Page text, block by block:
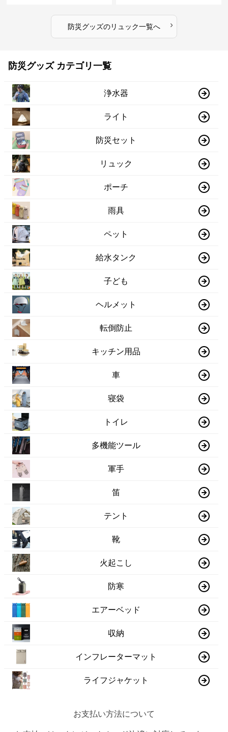
防災グッズのリュック一覧へ ›
防災グッズ カテゴリ一覧
浄水器
ライト
防災セット
リュック
ポーチ
雨具
ペット
給水タンク
子ども
ヘルメット
転倒防止
キッチン用品
車
寝袋
トイレ
多機能ツール
軍手
笛
テント
靴
火起こし
防寒
エアーベッド
収納
インフレーターマット
ライフジャケット
お支払い方法について